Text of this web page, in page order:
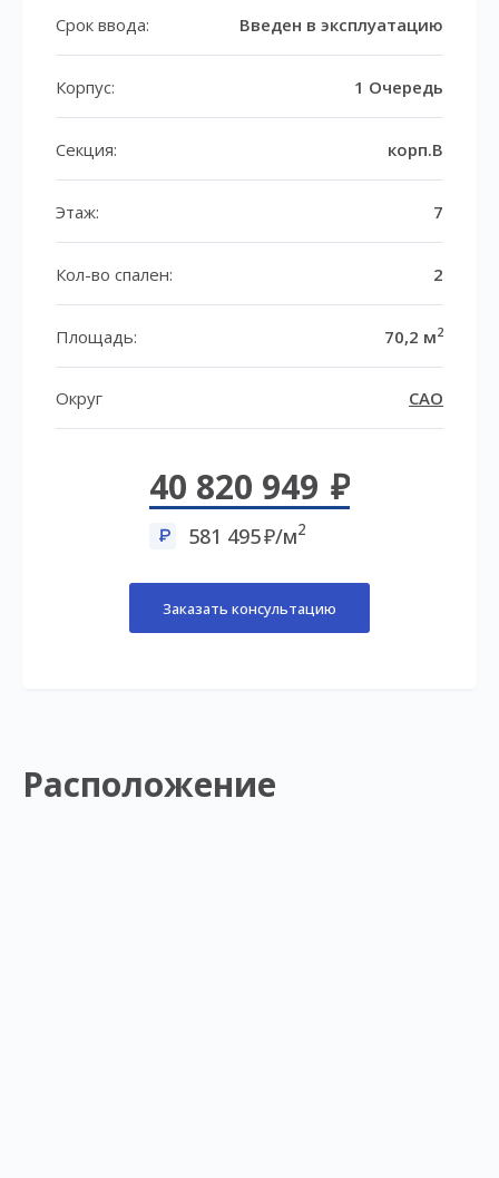
Срок ввода: Введен в эксплуатацию
Корпус: 1 Очередь
Секция: корп.B
Этаж: 7
Кол-во спален: 2
Площадь: 70,2 м2
Округ САО
40 820 949
581 495 /м2
Заказать консультацию
Расположение